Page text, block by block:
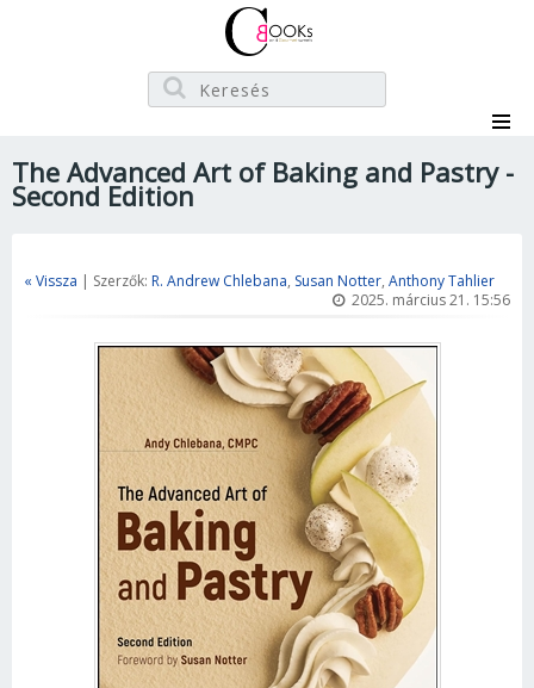
The Advanced Art of Baking and Pastry -
Second Edition
« Vissza | Szerzők: R. Andrew Chlebana, Susan Notter, Anthony Tahlier
2025. március 21. 15:56